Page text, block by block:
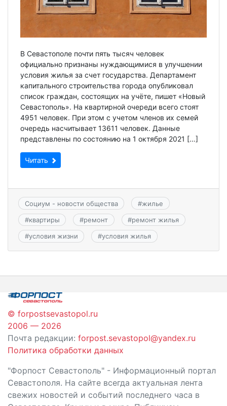
В Севастополе почти пять тысяч человек
официально признаны нуждающимися в улучшении
условия жилья за счет государства. Департамент
капитального строительства города опубликовал
список граждан, состоящих на учёте, пишет «Новый
Севастополь». На квартирной очереди всего стоят
4951 человек. При этом с учетом членов их семей
очередь насчитывает 13611 человек. Данные
представлены по состоянию на 1 октября 2021 […]
Читать
Социум - новости общества #жилье
#квартиры #ремонт #ремонт жилья
#условия жизни #условия жилья
© forpostsevastopol.ru
2006 — 2026
Почта редакции: forpost.sevastopol@yandex.ru
Политика обработки данных
"Форпост Севастополь" - Информационный портал
Севастополя. На сайте всегда актуальная лента
свежих новостей и событий последнего часа в